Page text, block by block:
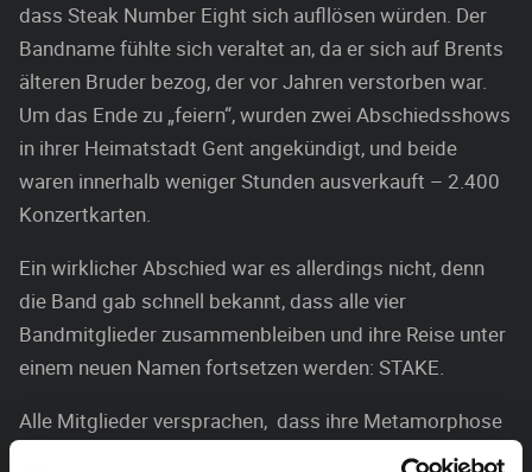
dass Steak Number Eight sich aufllösen würden. Der
Bandname fühlte sich veraltet an, da er sich auf Brents
älteren Bruder bezog, der vor Jahren verstorben war.
Um das Ende zu „feiern“, wurden zwei Abschiedsshows
in ihrer Heimatstadt Gent angekündigt, und beide
waren innerhalb weniger Stunden ausverkauft – 2.400
Konzertkarten.
Ein wirklicher Abschied war es allerdings nicht, denn
die Band gab schnell bekannt, dass alle vier
Bandmitglieder zusammenbleiben und ihre Reise unter
einem neuen Namen fortsetzen werden: STAKE.
Alle Mitglieder versprachen, dass ihre Metamorphose
nicht nur eine Namensänderung sein würde.